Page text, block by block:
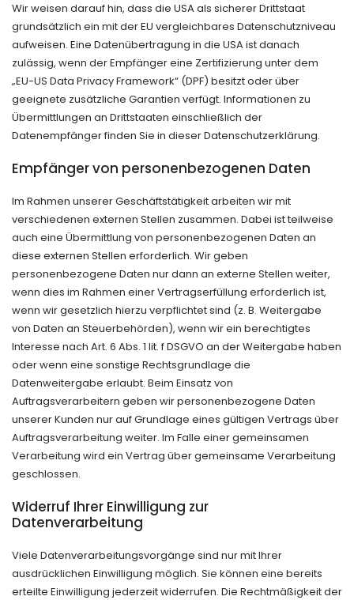
Wir weisen darauf hin, dass die USA als sicherer Drittstaat
grundsätzlich ein mit der EU vergleichbares Datenschutzniveau
aufweisen. Eine Datenübertragung in die USA ist danach
zulässig, wenn der Empfänger eine Zertifizierung unter dem
„EU-US Data Privacy Framework“ (DPF) besitzt oder über
geeignete zusätzliche Garantien verfügt. Informationen zu
Übermittlungen an Drittstaaten einschließlich der
Datenempfänger finden Sie in dieser Datenschutzerklärung.
Empfänger von personenbezogenen Daten
Im Rahmen unserer Geschäftstätigkeit arbeiten wir mit
verschiedenen externen Stellen zusammen. Dabei ist teilweise
auch eine Übermittlung von personenbezogenen Daten an
diese externen Stellen erforderlich. Wir geben
personenbezogene Daten nur dann an externe Stellen weiter,
wenn dies im Rahmen einer Vertragserfüllung erforderlich ist,
wenn wir gesetzlich hierzu verpflichtet sind (z. B. Weitergabe
von Daten an Steuerbehörden), wenn wir ein berechtigtes
Interesse nach Art. 6 Abs. 1 lit. f DSGVO an der Weitergabe haben
oder wenn eine sonstige Rechtsgrundlage die
Datenweitergabe erlaubt. Beim Einsatz von
Auftragsverarbeitern geben wir personenbezogene Daten
unserer Kunden nur auf Grundlage eines gültigen Vertrags über
Auftragsverarbeitung weiter. Im Falle einer gemeinsamen
Verarbeitung wird ein Vertrag über gemeinsame Verarbeitung
geschlossen.
Widerruf Ihrer Einwilligung zur
Datenverarbeitung
Viele Datenverarbeitungsvorgänge sind nur mit Ihrer
ausdrücklichen Einwilligung möglich. Sie können eine bereits
erteilte Einwilligung jederzeit widerrufen. Die Rechtmäßigkeit der